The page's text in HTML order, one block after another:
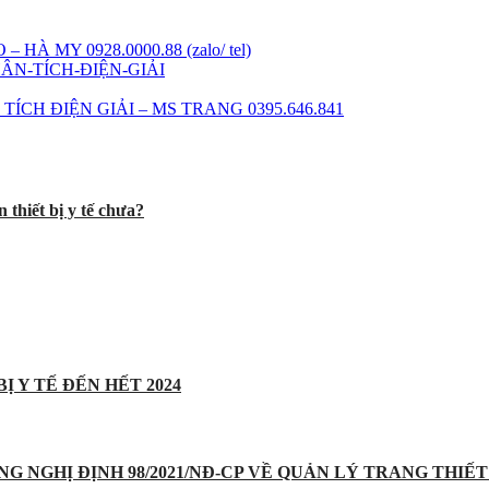
HÀ MY 0928.0000.88 (zalo/ tel)
ĐIỆN GIẢI – MS TRANG 0395.646.841
thiết bị y tế chưa?
Y TẾ ĐẾN HẾT 2024
NGHỊ ĐỊNH 98/2021/NĐ-CP VỀ QUẢN LÝ TRANG